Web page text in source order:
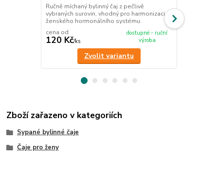
Ručně míchaný bylinný čaj z pečlivě
vybraných surovin, vhodný pro harmonizaci
ženského hormonálního systému.
cena od
120 Kč/ks
dostupné - ruční
výroba
Zvolit variantu
ženského
bylinným
Zboží zařazeno v kategoriích
Sypané bylinné čaje
Čaje pro ženy